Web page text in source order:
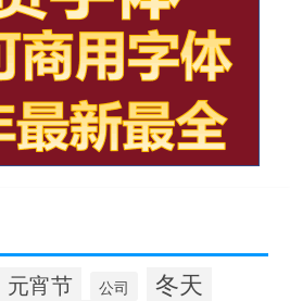
元宵节 公司 冬天